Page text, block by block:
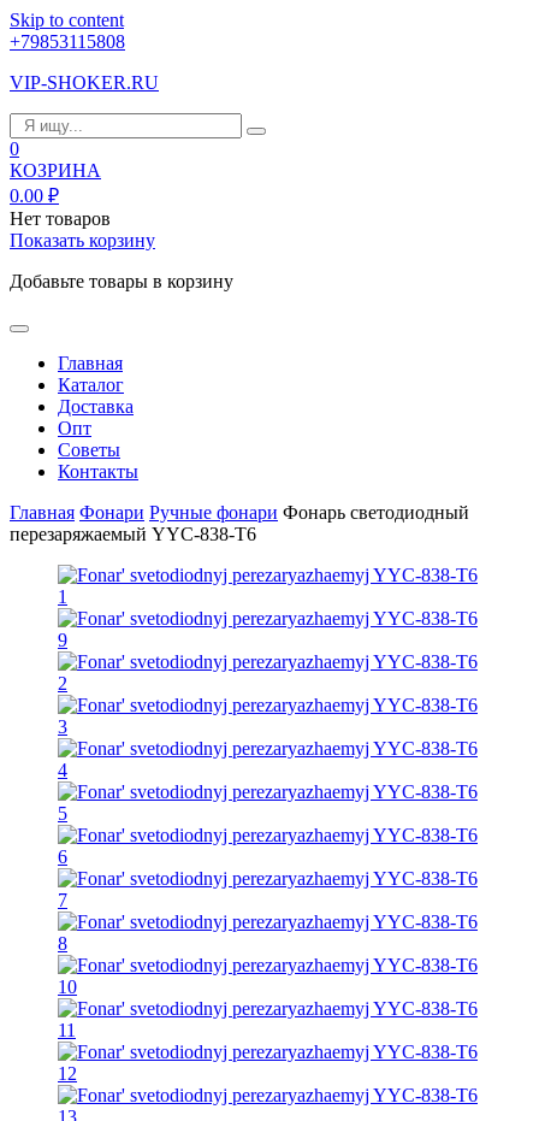
Skip to content
+79853115808
VIP-SHOKER.RU
0
КОЗРИНА
0.00 ₽
Нет товаров
Показать корзину
Добавьте товары в корзину
Главная
Каталог
Доставка
Опт
Советы
Контакты
Главная Фонари Ручные фонари Фонарь светодиодный
перезаряжаемый YYC-838-T6